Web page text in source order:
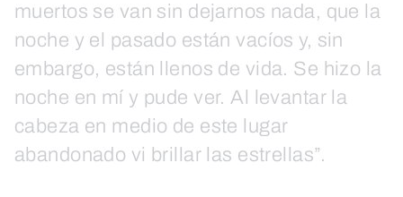
muertos se van sin dejarnos nada, que la
noche y el pasado están vacíos y, sin
embargo, están llenos de vida. Se hizo la
noche en mí y pude ver. Al levantar la
cabeza en medio de este lugar
abandonado vi brillar las estrellas”.